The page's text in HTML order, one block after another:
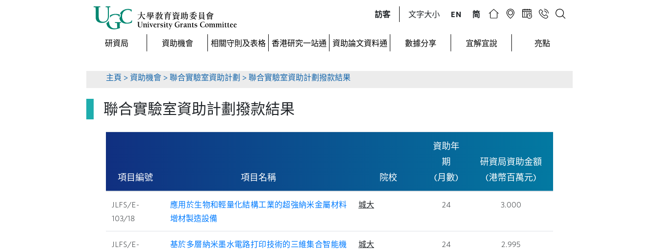
訪客 文字大小 EN 简
研資局 資助機會 相關守則及表格 香港研究一站通 資助論文資料通 數據分享 宜解宜說 亮點
主頁 > 資助機會 > 聯合實驗室資助計劃 > 聯合實驗室資助計劃撥款結果
聯合實驗室資助計劃撥款結果
項目編號 項目名稱 院校
資助年
期
(月數)
研資局資助金額
(港幣百萬元)
JLFS/E-
103/18
應用於生物和輕量化結構工業的超強納米金屬材料
增材製造設備
城大 24 3.000
JLFS/E-
基於多層納米墨水電路打印技術的三維集合智能機
城大 24 2.995